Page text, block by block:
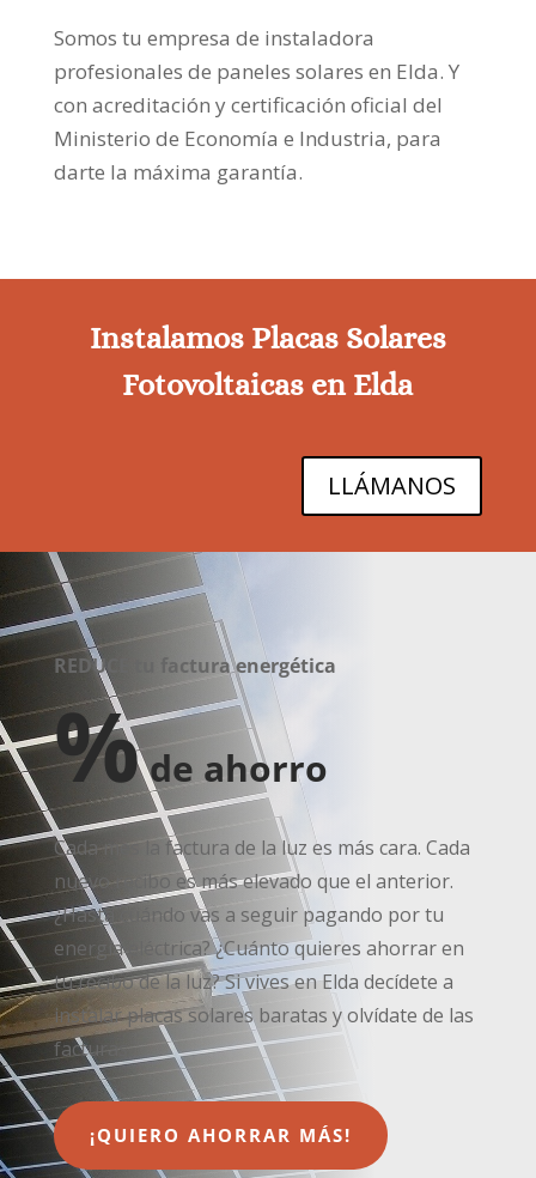
Somos tu empresa de instaladora
profesionales de paneles solares en Elda. Y
con acreditación y certificación oficial del
Ministerio de Economía e Industria, para
darte la máxima garantía.
Instalamos Placas Solares
Fotovoltaicas en Elda
LLÁMANOS
REDUCE tu factura energética
%de ahorro
Cada mes la factura de la luz es más cara. Cada
nuevo recibo es más elevado que el anterior.
¿Hasta cuándo vas a seguir pagando por tu
energía eléctrica? ¿Cuánto quieres ahorrar en
tu recibo de la luz? Si vives en Elda decídete a
instalar placas solares baratas y olvídate de las
facturas.
¡QUIERO AHORRAR MÁS!